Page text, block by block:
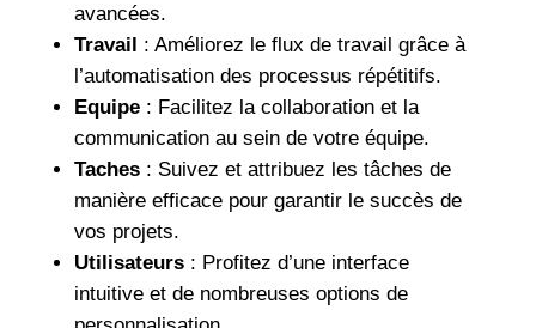
avancées.
Travail : Améliorez le flux de travail grâce à
l’automatisation des processus répétitifs.
Equipe: Facilitez la collaboration et la
communication au sein de votre équipe.
Taches: Suivez et attribuez les tâches de
manière efficace pour garantir le succès de
vos projets.
Utilisateurs: Profitez d’une interface
intuitive et de nombreuses options de